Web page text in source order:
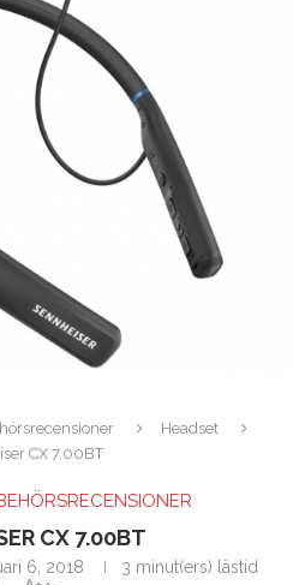
Headset
CX 7.00BT
CX 7.00BT
6, 2018
3 minut(ers) lästid